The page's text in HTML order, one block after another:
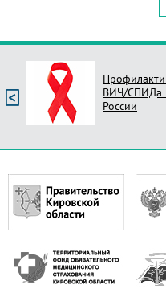
ВИЧ/СПИДа
России